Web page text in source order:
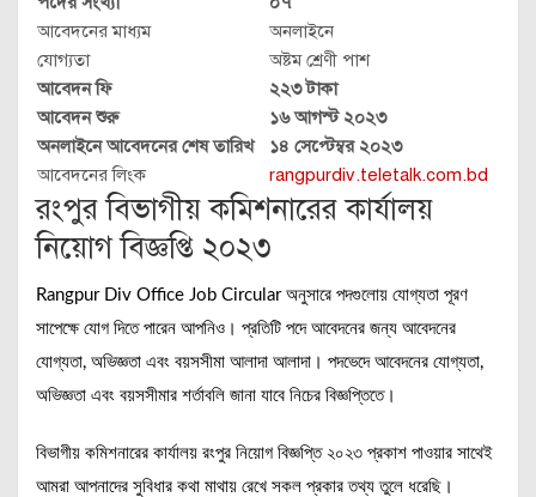
আবেদনের মাধ্যম
অনলাইনে
যোগ্যতা
অষ্টম শ্রেণী পাশ
আবেদন ফি
২২৩ টাকা
আবেদন শুরু
১৬ আগস্ট ২০২৩
অনলাইনে আবেদনের শেষ তারিখ
১৪ সেপ্টেম্বর ২০২৩
আবেদনের লিংক
rangpurdiv.teletalk.com.bd
রংপুর বিভাগীয় কমিশনারের কার্যালয়
নিয়োগ বিজ্ঞপ্তি ২০২৩
Rangpur Div Office Job Circular অনুসারে পদগুলোয় যোগ্যতা পূরণ
সাপেক্ষে যোগ দিতে পারেন আপনিও। প্রতিটি পদে আবেদনের জন্য আবেদনের
যোগ্যতা, অভিজ্ঞতা এবং বয়সসীমা আলাদা আলাদা। পদভেদে আবেদনের যোগ্যতা,
অভিজ্ঞতা এবং বয়সসীমার শর্তাবলি জানা যাবে নিচের বিজ্ঞপ্তিতে।
বিভাগীয় কমিশনারের কার্যালয় রংপুর নিয়োগ বিজ্ঞপ্তি ২০২৩ প্রকাশ পাওয়ার সাথেই
আমরা আপনাদের সুবিধার কথা মাথায় রেখে সকল প্রকার তথ্য তুলে ধরেছি।